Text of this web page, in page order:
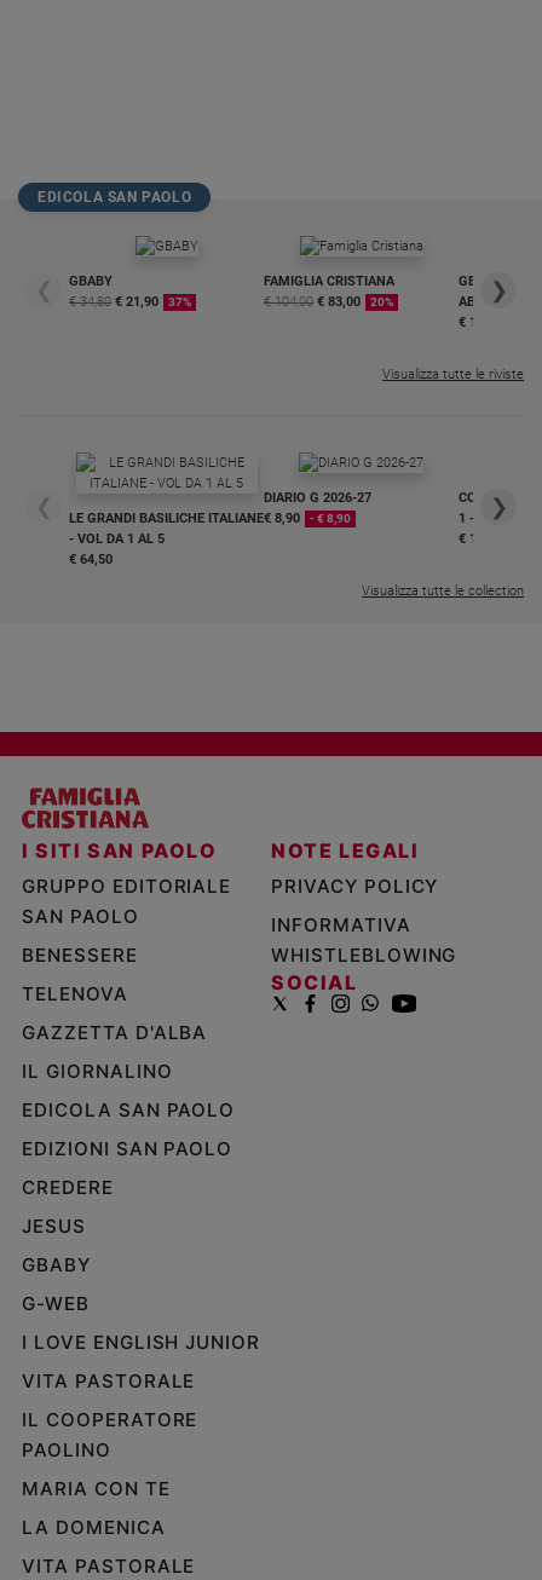
EDICOLA SAN PAOLO
❮
GBABY
€ 34,80 € 21,90 37%
FAMIGLIA CRISTIANA
€ 104,00 € 83,00 20%
GBABY
€ 16,99
❯
Visualizza tutte le riviste
❮
LE GRANDI BASILICHE ITALIANE
- VOL DA 1 AL 5
€ 64,50
DIARIO G 2026-27
€ 8,90
- € 8,90
COLLANA
1 - 2
€ 18,50
❯
Visualizza tutte le collection
I SITI SAN PAOLO
GRUPPO EDITORIALE
SAN PAOLO
BENESSERE
TELENOVA
GAZZETTA D'ALBA
IL GIORNALINO
EDICOLA SAN PAOLO
EDIZIONI SAN PAOLO
CREDERE
JESUS
GBABY
G-WEB
I LOVE ENGLISH JUNIOR
VITA PASTORALE
IL COOPERATORE
PAOLINO
MARIA CON TE
LA DOMENICA
VITA PASTORALE
NOTE LEGALI
PRIVACY POLICY
INFORMATIVA
WHISTLEBLOWING
SOCIAL